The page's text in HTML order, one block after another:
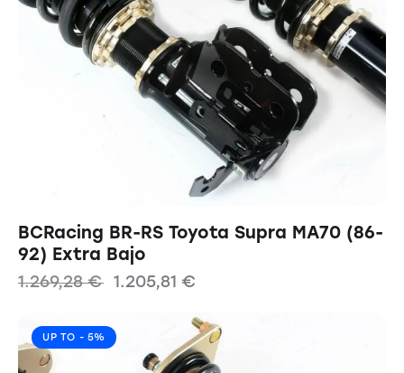
BCRacing BR-RS Toyota Supra MA70 (86-
92) Extra Bajo
1.269,28€ 1.205,81 €
UP TO - 5%